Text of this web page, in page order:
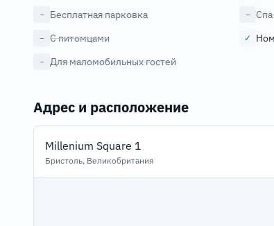
− Бесплатная парковка −
− С питомцами ✓
− Для маломобильных гостей
Адрес и расположение
Millenium Square 1
Бристоль, Великобритания